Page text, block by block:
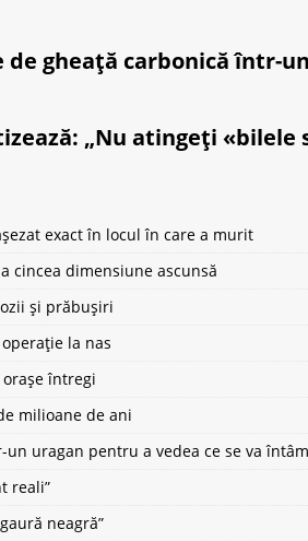
gheață carbonică într-
„Nu atingeți «bilele
exact în locul în care a murit
cincea dimensiune ascunsă
și prăbușiri
la nas
întregi
milioane de ani
uragan pentru a vedea ce se va
reali”
neagră”